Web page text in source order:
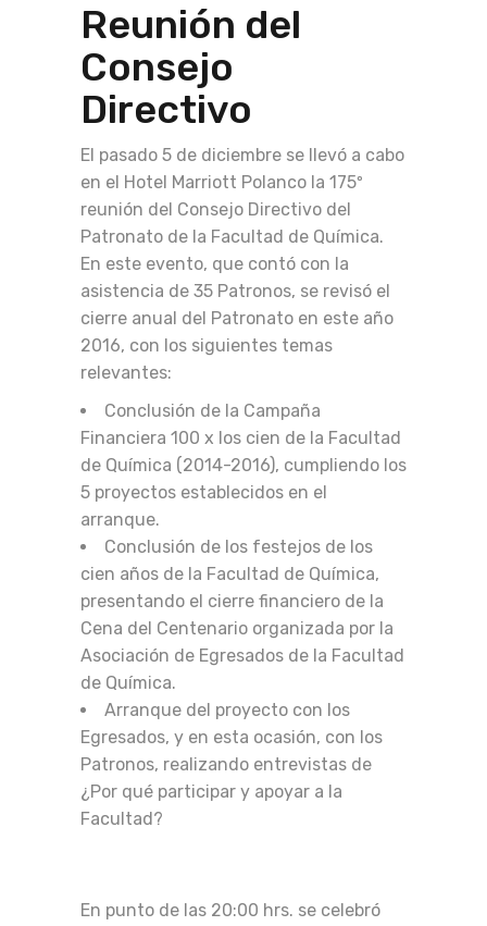
Reunión del
Consejo
Directivo
El pasado 5 de diciembre se llevó a cabo
en el Hotel Marriott Polanco la 175º
reunión del Consejo Directivo del
Patronato de la Facultad de Química.
En este evento, que contó con la
asistencia de 35 Patronos, se revisó el
cierre anual del Patronato en este año
2016, con los siguientes temas
relevantes:
Conclusión de la Campaña
Financiera 100 x los cien de la Facultad
de Química (2014-2016), cumpliendo los
5 proyectos establecidos en el
arranque.
Conclusión de los festejos de los
cien años de la Facultad de Química,
presentando el cierre financiero de la
Cena del Centenario organizada por la
Asociación de Egresados de la Facultad
de Química.
Arranque del proyecto con los
Egresados, y en esta ocasión, con los
Patronos, realizando entrevistas de
¿Por qué participar y apoyar a la
Facultad?
En punto de las 20:00 hrs. se celebró